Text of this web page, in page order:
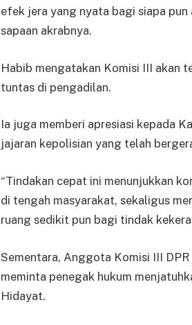
efek jera yang nyata bagi siapa
sapaan akrabnya.
Habib mengatakan Komisi III akan
tuntas di pengadilan.
Ia juga memberi apresiasi kepada
jajaran kepolisian yang telah
“Tindakan cepat ini menunjukkan
di tengah masyarakat, sekaligus
ruang sedikit pun bagi tindak
Sementara, Anggota Komisi III
meminta penegak hukum
Hidayat.